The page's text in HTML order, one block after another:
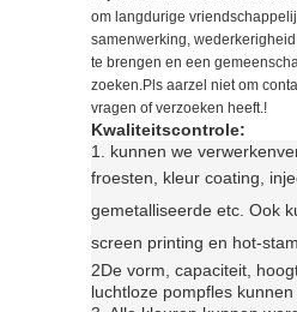
Luchtloze flessen
luchtloze pot
Doppelkamerflessen
luchtloze crèmepot
plastic rol op fles
luchtloze pot met pomp
Plasticflessen
Container voor cosmetica
Onze dienst
Onze diensten